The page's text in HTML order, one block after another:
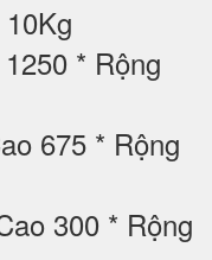
* Rộng
675 * Rộng
300 * Rộng